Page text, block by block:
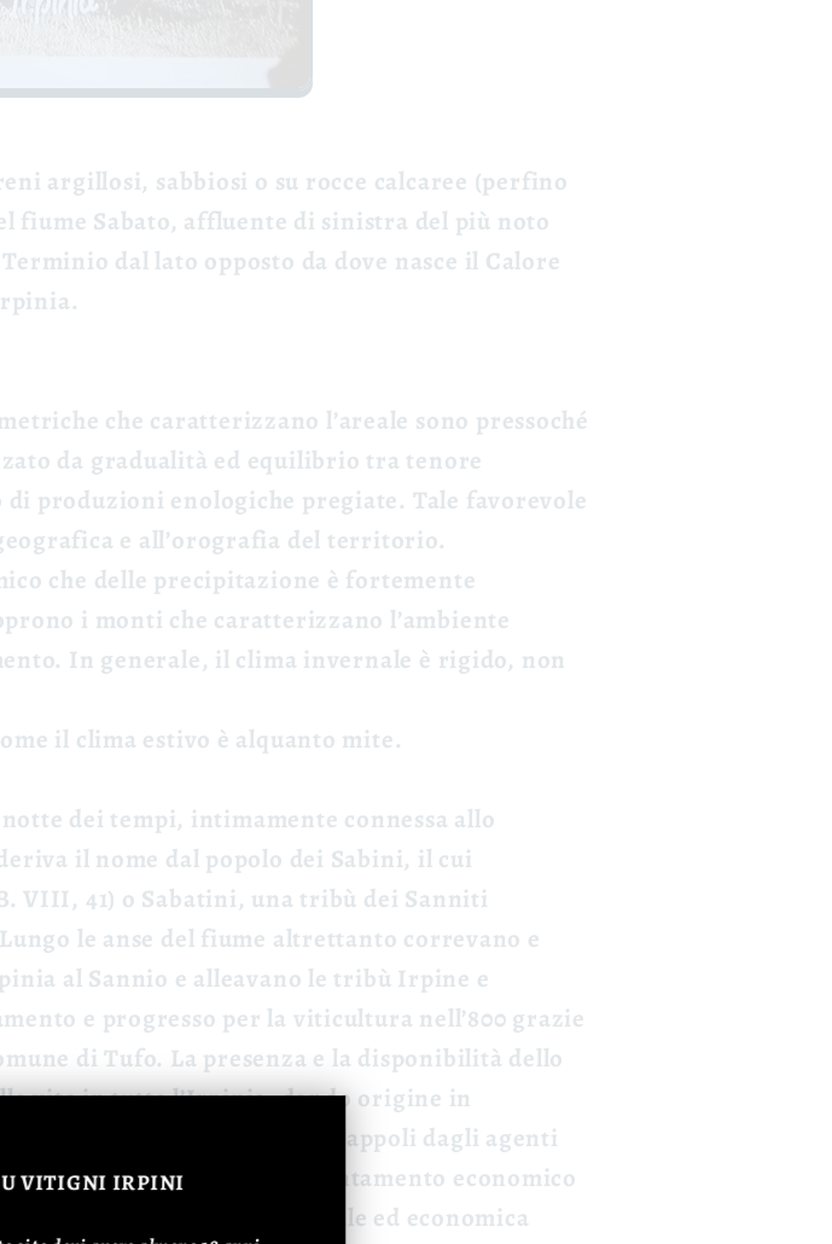
argillosi, sabbiosi o su rocce calcaree (perfino
fiume Sabato, affluente di sinistra del più noto
dal lato opposto da dove nasce il Calore
che caratterizzano l’areale sono pressoché
da gradualità ed equilibrio tra tenore
produzioni enologiche pregiate. Tale favorevole
e all’orografia del territorio.
che delle precipitazione è fortemente
i monti che caratterizzano l’ambiente
In generale, il clima invernale è rigido, non
il clima estivo è alquanto mite.
dei tempi, intimamente connessa allo
il nome dal popolo dei Sabini, il cui
VIII, 41) o Sabatini, una tribù dei Sanniti
le anse del fiume altrettanto correvano e
al Sannio e alleavano le tribù Irpine e
e progresso per la viticultura nell’800 grazie
di Tufo. La presenza e la disponibilità dello
vite in tutta l’Irpinia, dando origine in
di proteggere i grappoli dagli agenti
della vite quale sostentamento economico
tratta dell’evoluzione sociale ed economica
VITIGNI IRPINI